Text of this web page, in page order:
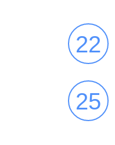
22
25